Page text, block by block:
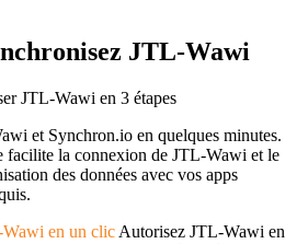
JTL-Wawi
JTL-Wawi en 3 étapes
et Synchron.io en quelques minutes.
facilite la connexion de JTL-Wawi et le
des données avec vos apps
en un clic Autorisez JTL-Wawi en